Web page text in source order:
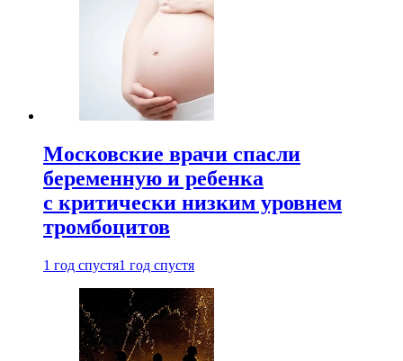
Московские врачи спасли
беременную и ребенка
с критически низким уровнем
тромбоцитов
1 год спустя1 год спустя